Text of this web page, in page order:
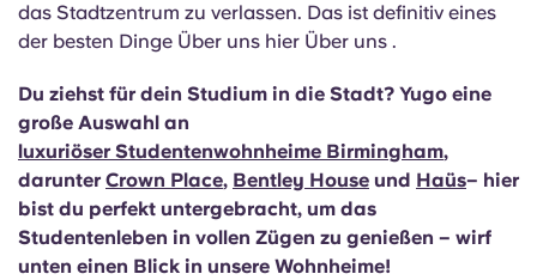
das Stadtzentrum zu verlassen. Das ist definitiv eines
der besten Dinge Über uns hier Über uns .
Du ziehst für dein Studium in die Stadt? Yugo eine
große Auswahl an
luxuriöser Studentenwohnheime Birmingham,
darunter Crown Place, Bentley House und Haüs– hier
bist du perfekt untergebracht, um das
Studentenleben in vollen Zügen zu genießen – wirf
unten einen Blick in unsere Wohnheime!